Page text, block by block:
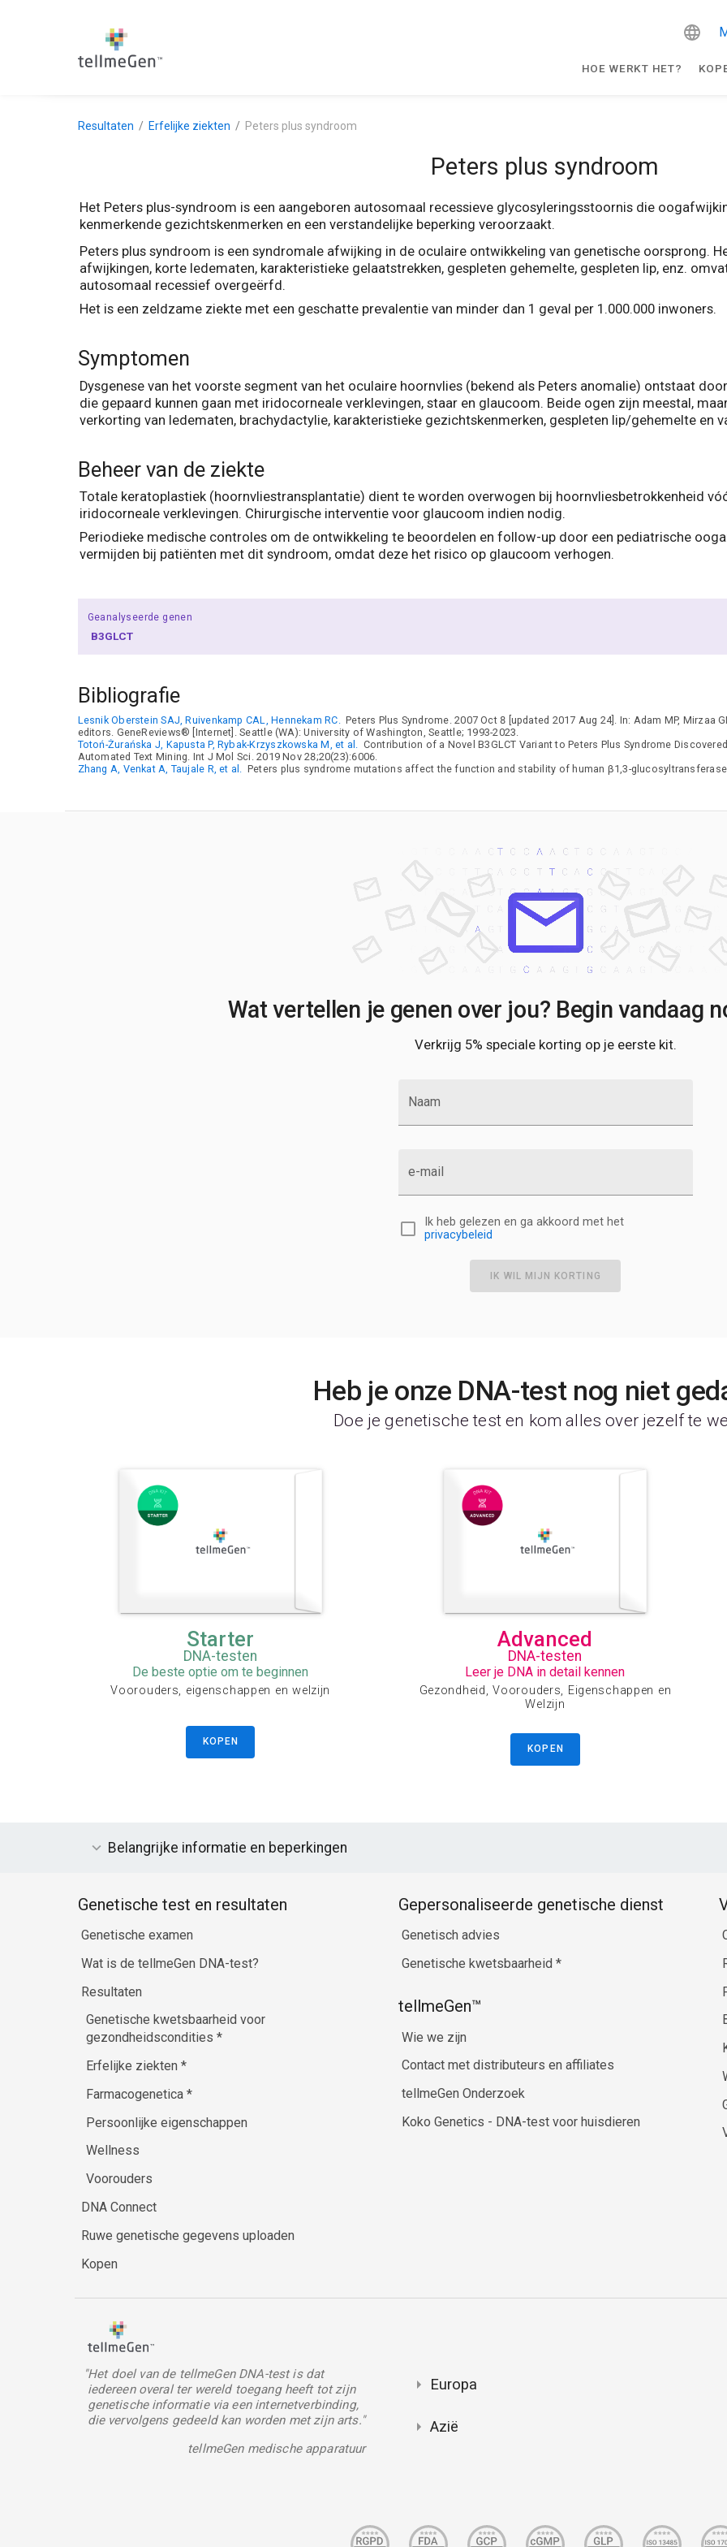
HOE WERKT HET?
Resultaten Erfelijke ziekten Peters plus syndroom
Peters plus syndroom
Het Peters plus-syndroom is een aangeboren autosomaal recessieve glycosyleringsstoornis die
kenmerkende gezichtskenmerken en een verstandelijke beperking veroorzaakt.
Peters plus syndroom is een syndromale afwijking in de oculaire ontwikkeling van genetische oorsprong.
afwijkingen, korte ledematen, karakteristieke gelaatstrekken, gespleten gehemelte, gespleten lip, enz.
autosomaal recessief overgeërfd.
Het is een zeldzame ziekte met een geschatte prevalentie van minder dan 1 geval per 1.000.000 inwoners.
Symptomen
Dysgenese van het voorste segment van het oculaire hoornvlies (bekend als Peters anomalie) ontstaat
die gepaard kunnen gaan met iridocorneale verklevingen, staar en glaucoom. Beide ogen zijn meestal,
verkorting van ledematen, brachydactylie, karakteristieke gezichtskenmerken, gespleten lip/gehemelte en
Beheer van de ziekte
Totale keratoplastiek (hoornvliestransplantatie) dient te worden overwogen bij hoornvliesbetrokkenheid
iridocorneale verklevingen. Chirurgische interventie voor glaucoom indien nodig.
Periodieke medische controles om de ontwikkeling te beoordelen en follow-up door een pediatrische
vermijden bij patiënten met dit syndroom, omdat deze het risico op glaucoom verhogen.
Geanalyseerde genen
B3GLCT
Bibliografie
Lesnik Oberstein SAJ, Ruivenkamp CAL, Hennekam RC. Peters Plus Syndrome. 2007 Oct 8 [updated 2017 Aug 24]. In: Adam MP, Mirzaa
editors. GeneReviews® [Internet]. Seattle (WA): University of Washington, Seattle; 1993-2023.
Totoń-Żurańska J, Kapusta P, Rybak-Krzyszkowska M, et al. Contribution of a Novel B3GLCT Variant to Peters Plus Syndrome
Automated Text Mining. Int J Mol Sci. 2019 Nov 28;20(23):6006.
Zhang A, Venkat A, Taujale R, et al. Peters plus syndrome mutations affect the function and stability of human β1,3-
Wat vertellen je genen over jou? Begin vandaag
Verkrijg 5% speciale korting op je eerste kit.
Naam
e-mail
Ik heb gelezen en ga akkoord met het
privacybeleid
IK WIL MIJN KORTING
Heb je onze DNA-test nog niet
Doe je genetische test en kom alles over jezelf te
Starter
DNA-testen
De beste optie om te beginnen
Voorouders, eigenschappen en welzijn
KOPEN
Advanced
DNA-testen
Leer je DNA in detail kennen
Gezondheid, Voorouders, Eigenschappen en
Welzijn
KOPEN
Belangrijke informatie en beperkingen
Genetische test en resultaten
Genetische examen
Wat is de tellmeGen DNA-test?
Resultaten
Genetische kwetsbaarheid voor
gezondheidscondities *
Erfelijke ziekten *
Farmacogenetica *
Persoonlijke eigenschappen
Wellness
Voorouders
DNA Connect
Ruwe genetische gegevens uploaden
Kopen
Gepersonaliseerde genetische dienst
Genetisch advies
Genetische kwetsbaarheid *
tellmeGen™
Wie we zijn
Contact met distributeurs en affiliates
tellmeGen Onderzoek
Koko Genetics - DNA-test voor huisdieren
"Het doel van de tellmeGen DNA-test is dat
iedereen overal ter wereld toegang heeft tot zijn
genetische informatie via een internetverbinding,
die vervolgens gedeeld kan worden met zijn arts."
tellmeGen medische apparatuur
Europa
Azië